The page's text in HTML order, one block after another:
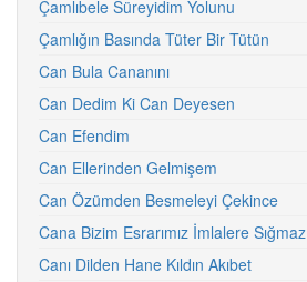
Çamlıbele Süreyidim Yolunu
Çamlığın Basında Tüter Bir Tütün
Can Bula Cananını
Can Dedim Ki Can Deyesen
Can Efendim
Can Ellerinden Gelmişem
Can Özümden Besmeleyi Çekince
Cana Bizim Esrarımız İmlalere Sığmaz
Canı Dilden Hane Kıldın Akıbet